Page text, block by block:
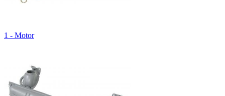
1 - Motor